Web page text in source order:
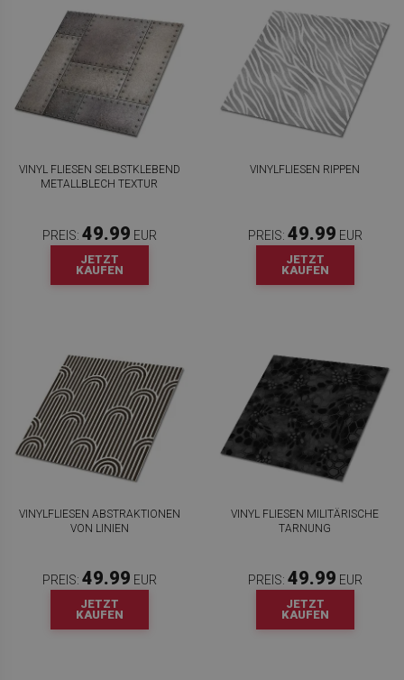
VINYL FLIESEN SELBSTKLEBEND
METALLBLECH TEXTUR
PREIS: 49.99 EUR
JETZT
KAUFEN
VINYLFLIESEN RIPPEN
PREIS: 49.99 EUR
JETZT
KAUFEN
VINYLFLIESEN ABSTRAKTIONEN
VON LINIEN
PREIS: 49.99 EUR
JETZT
KAUFEN
VINYL FLIESEN MILITÄRISCHE
TARNUNG
PREIS: 49.99 EUR
JETZT
KAUFEN